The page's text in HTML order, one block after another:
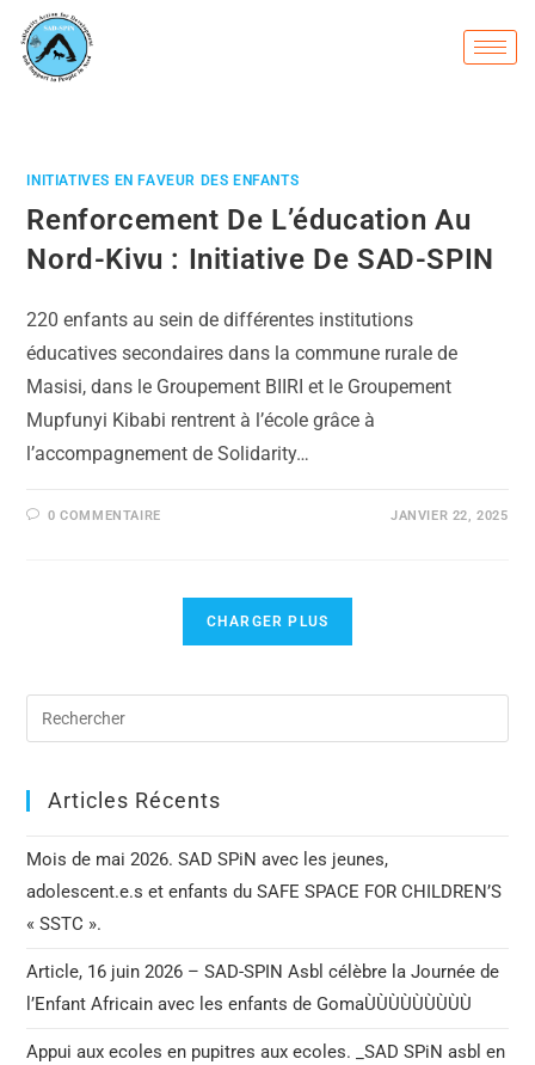
INITIATIVES EN FAVEUR DES ENFANTS
Renforcement De L’éducation Au
Nord-Kivu : Initiative De SAD-SPIN
220 enfants au sein de différentes institutions
éducatives secondaires dans la commune rurale de
Masisi, dans le Groupement BIIRI et le Groupement
Mupfunyi Kibabi rentrent à l’école grâce à
l’accompagnement de Solidarity…
0 COMMENTAIRE JANVIER 22, 2025
CHARGER PLUS
Articles Récents
Mois de mai 2026. SAD SPiN avec les jeunes,
adolescent.e.s et enfants du SAFE SPACE FOR CHILDREN’S
« SSTC ».
Article, 16 juin 2026 – SAD-SPIN Asbl célèbre la Journée de
l’Enfant Africain avec les enfants de GomaÙÙÙÙÙÙÙÙÙ
Appui aux ecoles en pupitres aux ecoles. _SAD SPiN asbl en